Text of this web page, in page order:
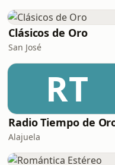
Clásicos de Oro
San José
RT
Radio Tiempo de
Alajuela